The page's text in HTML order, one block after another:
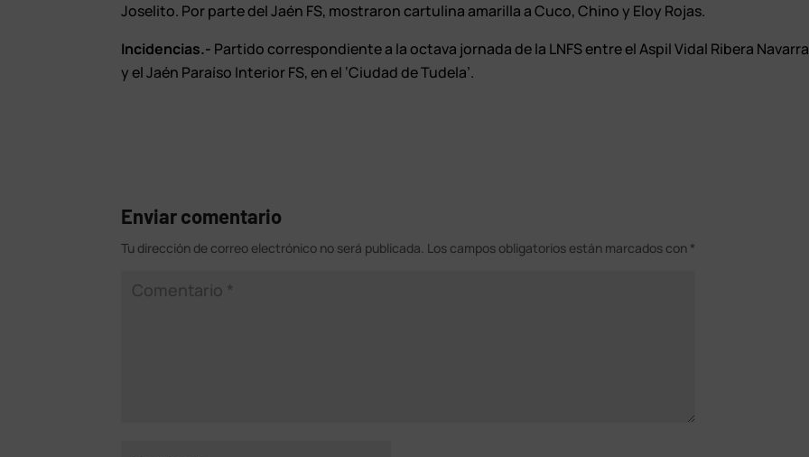
Joselito. Por parte del Jaén FS, mostraron cartulina amarilla a Cuco, Chino y Eloy Rojas.
Incidencias.- Partido correspondiente a la octava jornada de la LNFS entre el Aspil Vidal Ribera Navarra
y el Jaén Paraíso Interior FS, en el ‘Ciudad de Tudela’.
Enviar comentario
Tu dirección de correo electrónico no será publicada. Los campos obligatorios están marcados con *